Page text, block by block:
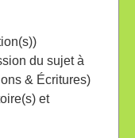
du sujet à
& Écritures)
et